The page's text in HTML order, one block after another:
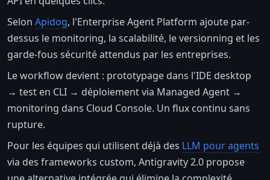
Selon Apidog, l'Enterprise Agent Platform ajoute par-
dessus le monitoring, la scalabilité, le versionning et les
garde-fous sécurité attendus par les entreprises.
Le workflow devient : prototypage dans l'IDE desktop
→ test en CLI → déploiement via Managed Agent →
monitoring dans Cloud Console. Un flux continu sans
rupture.
Pour les équipes qui utilisent déjà des LLM pour agents
via des frameworks custom, Antigravity 2.0 propose